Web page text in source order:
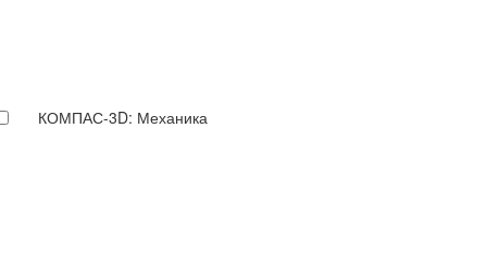
КОМПАС-3D: Механика